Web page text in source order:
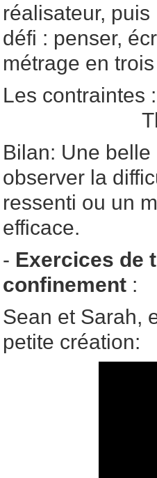
réalisateur,
défi : penser,
métrage en
Les contraintes
Bilan: Une
observer la
ressenti ou un
efficace.
- Exercices de
confinement:
Sean et Sarah,
petite création: